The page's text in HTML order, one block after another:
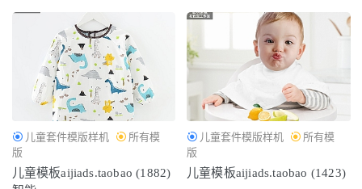
儿童套件模版样机
所有模
版
儿童模板aijiads.taobao (1882)
儿童套件模版样机
所有模
版
儿童模板aijiads.taobao (1423)